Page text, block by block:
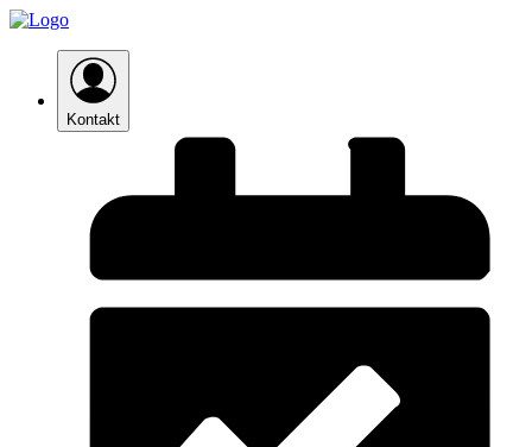
Kontakt